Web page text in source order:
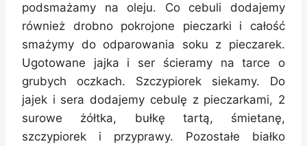
podsmażamy na oleju. Co cebuli dodajemy
również drobno pokrojone pieczarki i całość
smażymy do odparowania soku z pieczarek.
Ugotowane jajka i ser ścieramy na tarce o
grubych oczkach. Szczypiorek siekamy. Do
jajek i sera dodajemy cebulę z pieczarkami, 2
surowe żółtka, bułkę tartą, śmietanę,
szczypiorek i przyprawy. Pozostałe białko